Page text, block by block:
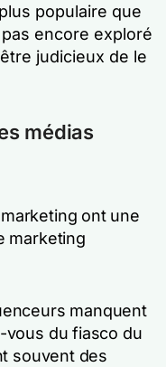
populaire que
encore exploré
judicieux de le
médias
ont une
marketing
manquent
vous du fiasco du
souvent des